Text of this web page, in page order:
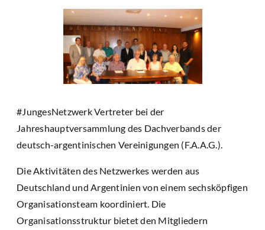
#JungesNetzwerk Vertreter bei der
Jahreshauptversammlung des Dachverbands der
deutsch-argentinischen Vereinigungen (F.A.A.G.).
Die Aktivitäten des Netzwerkes werden aus
Deutschland und Argentinien von einem sechsköpfigen
Organisationsteam koordiniert. Die
Organisationsstruktur bietet den Mitgliedern